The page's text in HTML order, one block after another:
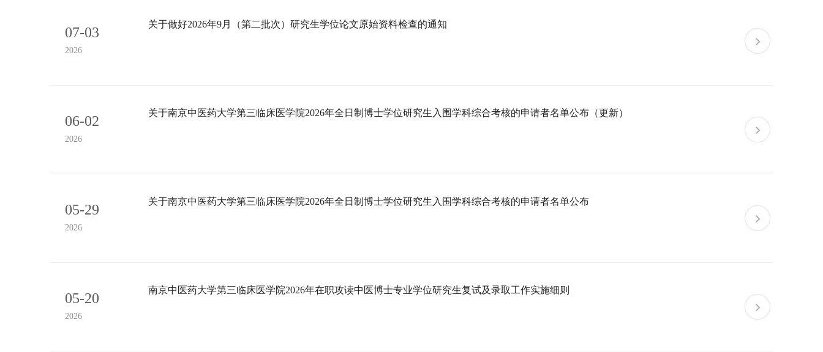
07-03
2026
关于做好2026年9月（第二批次）研究生学位论文原始资料检查的通知
06-02
2026
关于南京中医药大学第三临床医学院2026年全日制博士学位研究生入围学科综合考核的申请者名单公布（更新）
05-29
2026
关于南京中医药大学第三临床医学院2026年全日制博士学位研究生入围学科综合考核的申请者名单公布
05-20
2026
南京中医药大学第三临床医学院2026年在职攻读中医博士专业学位研究生复试及录取工作实施细则